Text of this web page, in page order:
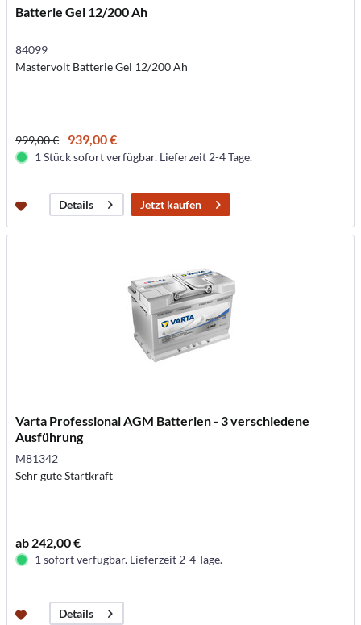
Batterie Gel 12/200 Ah
84099
Mastervolt Batterie Gel 12/200 Ah
999,00 € 939,00 €
1 Stück sofort verfügbar. Lieferzeit 2-4 Tage.
Details Jetzt kaufen
Varta Professional AGM Batterien - 3 verschiedene
Ausführung
M81342
Sehr gute Startkraft
ab 242,00 €
1 sofort verfügbar. Lieferzeit 2-4 Tage.
Details